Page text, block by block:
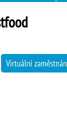
Virtuální